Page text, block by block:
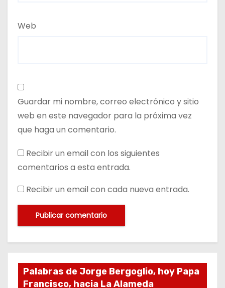
Web
Guardar mi nombre, correo electrónico y sitio
web en este navegador para la próxima vez
que haga un comentario.
Recibir un email con los siguientes
comentarios a esta entrada.
Recibir un email con cada nueva entrada.
Palabras de Jorge Bergoglio, hoy Papa
Francisco, hacia La Alameda